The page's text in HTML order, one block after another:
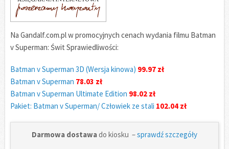
Na Gandalf.com.pl w promocyjnych cenach wydania filmu Batman
v Superman: Świt Sprawiedliwości:
Batman v Superman 3D (Wersja kinowa) 99.97 zł
Batman v Superman 78.03 zł
Batman v Superman Ultimate Edition 98.02 zł
Pakiet: Batman v Superman/ Człowiek ze stali 102.04 zł
Darmowa dostawado kiosku –sprawdź szczegóły